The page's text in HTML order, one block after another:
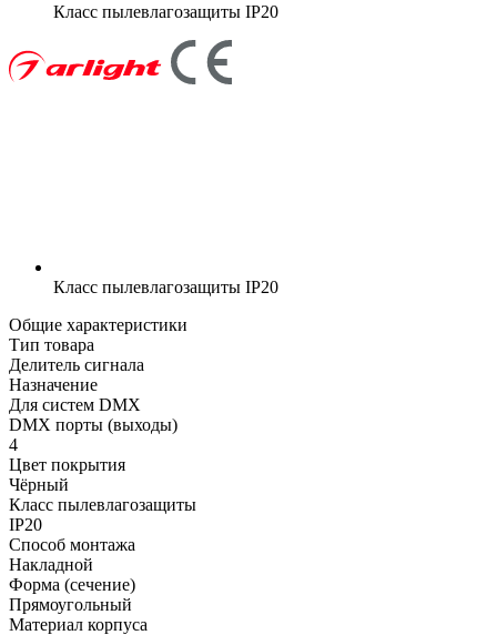
Класс пылевлагозащиты IP20
Класс пылевлагозащиты IP20
Общие характеристики
Тип товара
Делитель сигнала
Назначение
Для систем DMX
DMX порты (выходы)
4
Цвет покрытия
Чёрный
Класс пылевлагозащиты
IP20
Способ монтажа
Накладной
Форма (сечение)
Прямоугольный
Материал корпуса